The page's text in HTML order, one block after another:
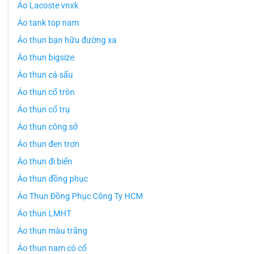
Áo Lacoste vnxk
Áo tank top nam
Áo thun bạn hữu đường xa
Áo thun bigsize
Áo thun cá sấu
Áo thun cổ tròn
Áo thun cổ trụ
Áo thun công sở
Áo thun đen trơn
Áo thun đi biển
Áo thun đồng phục
Áo Thun Đồng Phục Công Ty HCM
Áo thun LMHT
Áo thun màu trắng
Áo thun nam có cổ